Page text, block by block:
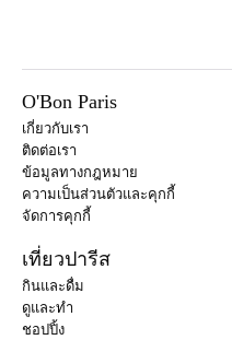
O'Bon Paris
เกี่ยวกับเรา
ติดต่อเรา
ข้อมูลทางกฎหมาย
ความเป็นส่วนตัวและคุกกี้
จัดการคุกกี้
เที่ยวปารีส
กินและดื่ม
ดูและทำ
ชอปปิ้ง